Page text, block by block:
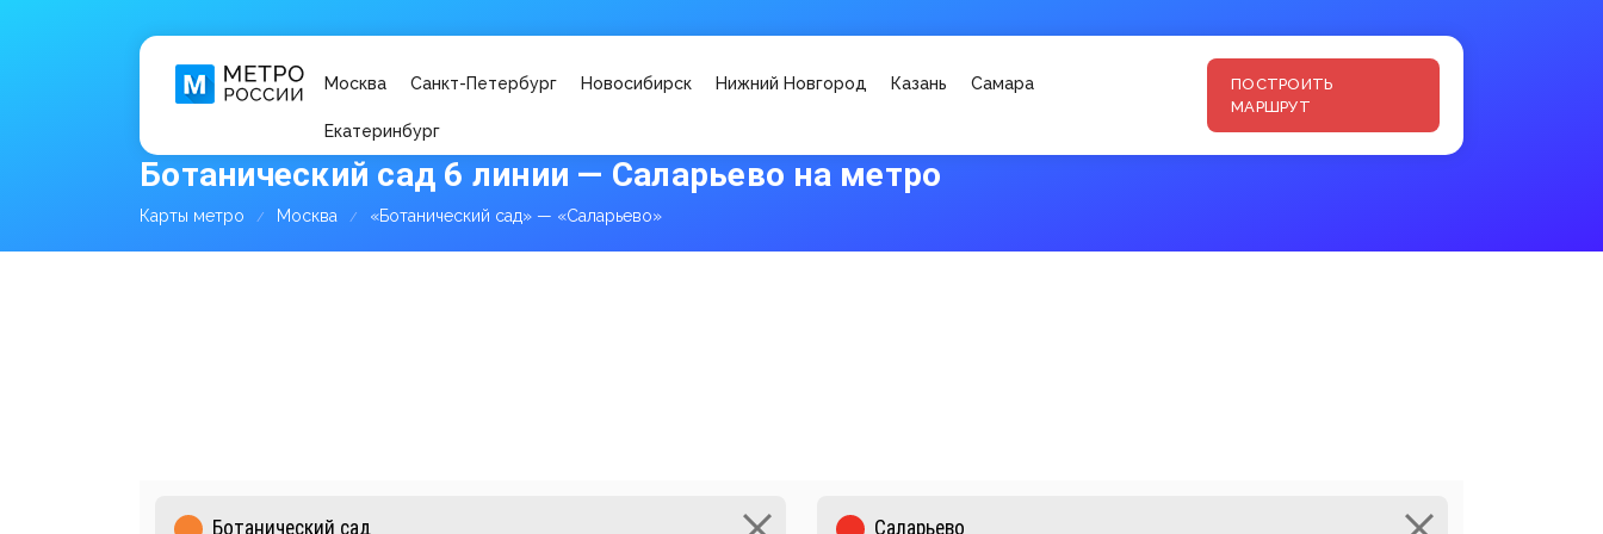
Москва Санкт-Петербург Новосибирск Нижний Новгород Казань Самара
Екатеринбург
ПОСТРОИТЬ
МАРШРУТ
Ботанический сад 6 линии — Саларьево на метро
Карты метро Москва «Ботанический сад» — «Саларьево»